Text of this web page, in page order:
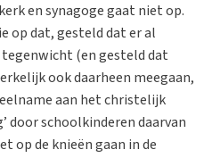
en synagoge gaat niet op.
op dat, gesteld dat er al
tegenwicht (en gesteld dat
ook daarheen meegaan,
aan het christelijk
door schoolkinderen daarvan
op de knieën gaan in de